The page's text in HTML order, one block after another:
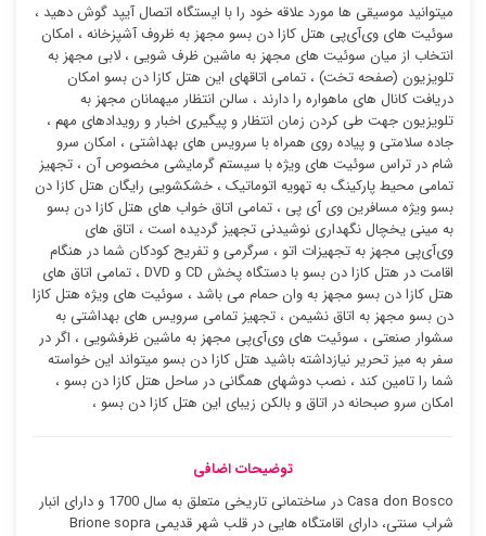
میتوانید موسیقی ها مورد علاقه خود را با ایستگاه اتصال آیپد گوش دهید ،
سوئیت ‌های وی‌آی‌پی هتل کازا دن بسو مجهز به ظروف آشپزخانه ، امکان
انتخاب از میان سوئیت ‌های مجهز به ماشین ظرف شویی ، لابی مجهز به
تلویزیون (صفحه تخت) ، تمامی اتاقهای این هتل کازا دن بسو امکان
دریافت کانال های ماهواره را دارند ، سالن انتظار میهمانان مجهز به
تلویزیون جهت طی کردن زمان انتظار و پیگیری اخبار و رویدادهای مهم ،
جاده سلامتی و پیاده روی همراه با سرویس های بهداشتی ، امکان سرو
شام در تراس سوئیت ‌های ویژه با سیستم گرمایشی مخصوص آن ، تجهیز
تمامی محیط پارکینگ به تهویه اتوماتیک ، خشکشویی رایگان هتل کازا دن
بسو ویژه مسافرین وی آی پی ، تمامی اتاق خواب های هتل کازا دن بسو
به مینی یخچال نگهداری نوشیدنی تجهیز گردیده است ، اتاق های
وی‌آی‌پی مجهز به تجهیزات اتو ، سرگرمی و تفریح کودکان شما در هنگام
اقامت در هتل کازا دن بسو با دستگاه پخش CD و DVD ، تمامی اتاق های
هتل کازا دن بسو مجهز به وان حمام می باشد ، سوئیت ‌های ویژه هتل کازا
دن بسو مجهز به اتاق نشیمن ، تجهیز تمامی سرویس های بهداشتی به
سشوار صنعتی ، سوئیت ‌های وی‌آی‌پی مجهز به ماشین ظرفشویی ، اگر در
سفر به میز تحریر نیازداشته باشید هتل کازا دن بسو میتواند این خواسته
شما را تامین کند ، نصب دوشهای همگانی در ساحل هتل کازا دن بسو ،
امکان سرو صبحانه در اتاق و بالکن زیبای این هتل کازا دن بسو ،
توضیحات اضافی
Casa don Bosco در ساختمانی تاریخی متعلق به سال 1700 و دارای انبار
شراب سنتی، دارای اقامتگاه هایی در قلب شهر قدیمی Brione sopra